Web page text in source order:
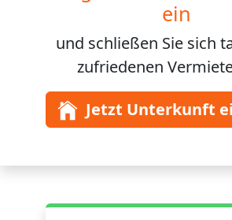
ein
und schließen Sie sich
zufriedenen
Jetzt Unterkunft